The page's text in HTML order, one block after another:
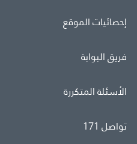
إحصائيات الموقع
فريق البوابة
الأسئلة المتكررة
تواصل 171